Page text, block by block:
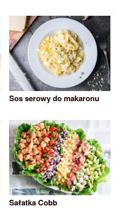
Sos serowy do makaronu
Sałatka Cobb